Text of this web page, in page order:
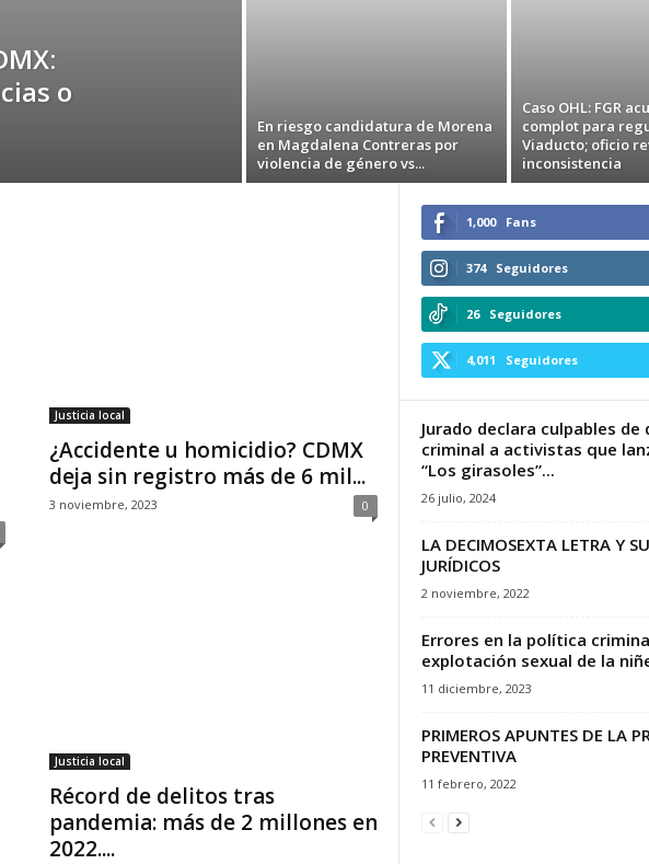
o
En riesgo candidatura de Morena
en Magdalena Contreras por
violencia de género vs...
Caso OHL: FGR
complot para
Viaducto; oficio
inconsistencia
Justicia local
¿Accidente u homicidio? CDMX
deja sin registro más de 6 mil...
3 noviembre, 2023 0
Justicia local
Récord de delitos tras
pandemia: más de 2 millones en
2022....
1,000 Fans
374 Seguidores
26 Seguidores
4,011 Seguidores
Jurado declara culpables de
criminal a activistas que
“Los girasoles”...
26 julio, 2024
LA DECIMOSEXTA LETRA Y
JURÍDICOS
2 noviembre, 2022
Errores en la política
explotación sexual de la
11 diciembre, 2023
PRIMEROS APUNTES DE LA
PREVENTIVA
11 febrero, 2022